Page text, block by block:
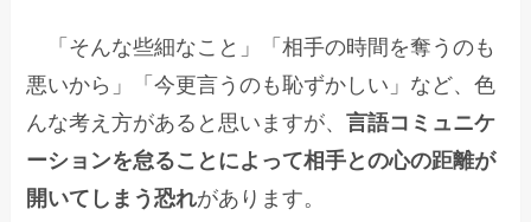
「そんな些細なこと」「相手の時間を奪うのも
悪いから」「今更言うのも恥ずかしい」など、色
んな考え方があると思いますが、言語コミュニケ
ーションを怠ることによって相手との心の距離が
開いてしまう恐れがあります。